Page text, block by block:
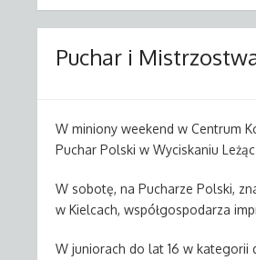
Puchar i
W miniony weekend w Centrum
Puchar Polski w Wyciskaniu
W sobotę, na Pucharze Polski,
w Kielcach, współgospodarza
W juniorach do lat 16 w kategorii